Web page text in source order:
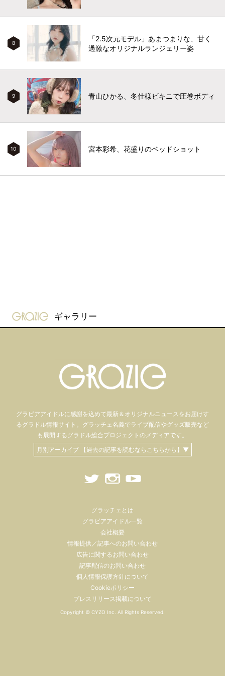
8
「2.5次元モデル」あまつまりな、甘く
過激なオリジナルランジェリー姿
9 青山ひかる、冬仕様ビキニで圧巻ボディ
10 宮本彩希、花盛りのベッドショット
gravure-grazie
ギャラリー
グラビアアイドルに感謝を込めて最新＆オリジナルニュースをお届けす
るグラドル情報サイト。 グラッチェ名義でライブ配信やグッズ販売など
も 展開するグラドル総合プロジェクトのメディアです。
月別アーカイブ 【過去の記事を読むならこちらから】▼
グラッチェとは
グラビアアイドル一覧
会社概要
情報提供／記事へのお問い合わせ
広告に関するお問い合わせ
記事配信のお問い合わせ
個人情報保護方針について
Cookieポリシー
プレスリリース掲載について
Copyright © CYZO Inc. All Rights Reserved.